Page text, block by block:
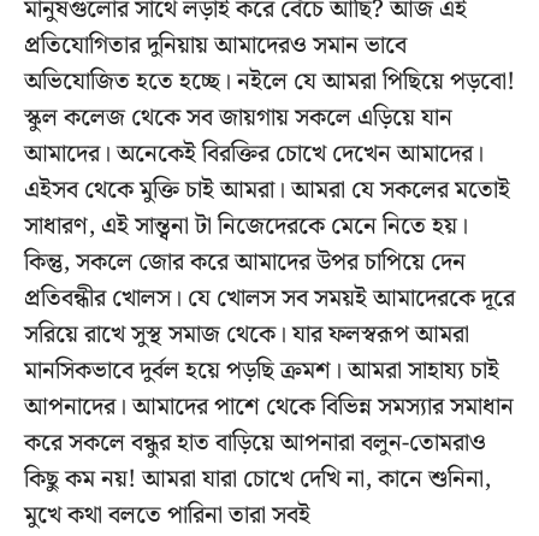
মানুষগুলোর সাথে লড়াই করে বেঁচে আছি? আজ এই
প্রতিযোগিতার দুনিয়ায় আমাদেরও সমান ভাবে
অভিযোজিত হতে হচ্ছে। নইলে যে আমরা পিছিয়ে পড়বো!
স্কুল কলেজ থেকে সব জায়গায় সকলে এড়িয়ে যান
আমাদের। অনেকেই বিরক্তির চোখে দেখেন আমাদের।
এইসব থেকে মুক্তি চাই আমরা। আমরা যে সকলের মতোই
সাধারণ, এই সান্ত্বনা টা নিজেদেরকে মেনে নিতে হয়।
কিন্তু, সকলে জোর করে আমাদের উপর চাপিয়ে দেন
প্রতিবন্ধীর খোলস। যে খোলস সব সময়ই আমাদেরকে দূরে
সরিয়ে রাখে সুস্থ সমাজ থেকে। যার ফলস্বরূপ আমরা
মানসিকভাবে দুর্বল হয়ে পড়ছি ক্রমশ। আমরা সাহায্য চাই
আপনাদের। আমাদের পাশে থেকে বিভিন্ন সমস্যার সমাধান
করে সকলে বন্ধুর হাত বাড়িয়ে আপনারা বলুন-তোমরাও
কিছু কম নয়! আমরা যারা চোখে দেখি না, কানে শুনিনা,
মুখে কথা বলতে পারিনা তারা সবই